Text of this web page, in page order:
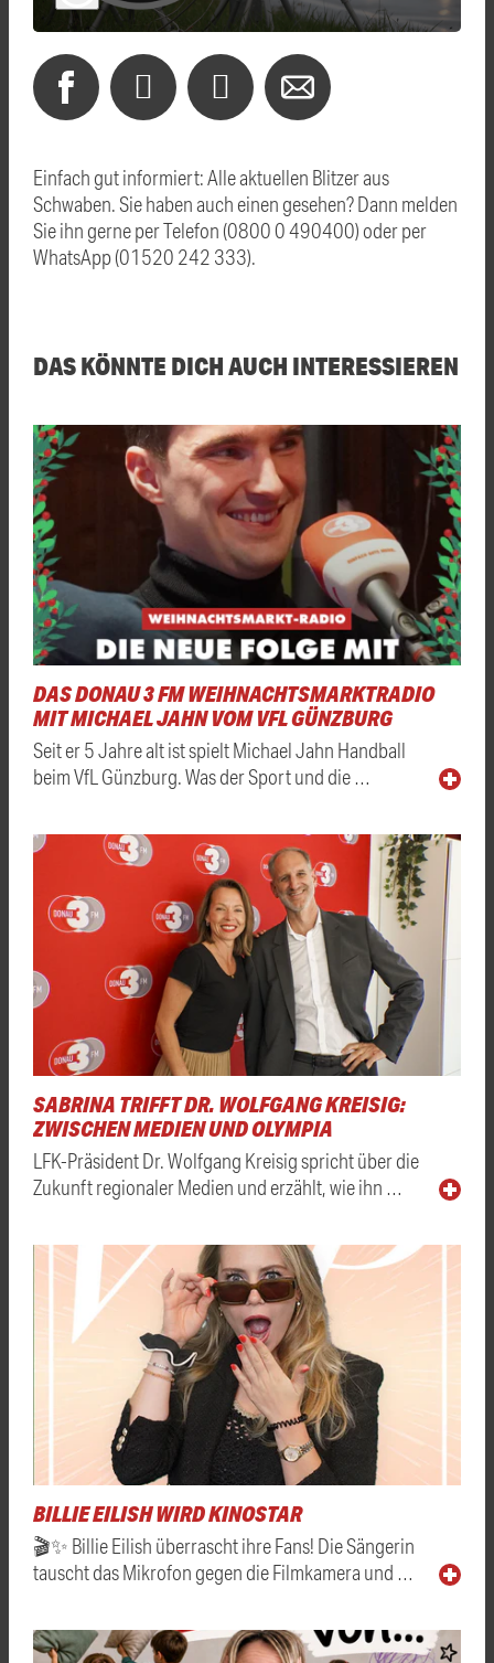
Einfach gut informiert: Alle aktuellen Blitzer aus
Schwaben. Sie haben auch einen gesehen? Dann melden
Sie ihn gerne per Telefon (0800 0 490400) oder per
WhatsApp (01520 242 333).
DAS KÖNNTE DICH AUCH INTERESSIEREN
DAS DONAU 3 FM WEIHNACHTSMARKTRADIO
MIT MICHAEL JAHN VOM VFL GÜNZBURG
Seit er 5 Jahre alt ist spielt Michael Jahn Handball
beim VfL Günzburg. Was der Sport und die …
SABRINA TRIFFT DR. WOLFGANG KREISIG:
ZWISCHEN MEDIEN UND OLYMPIA
LFK-Präsident Dr. Wolfgang Kreisig spricht über die
Zukunft regionaler Medien und erzählt, wie ihn …
BILLIE EILISH WIRD KINOSTAR
🎬✨ Billie Eilish überrascht ihre Fans! Die Sängerin
tauscht das Mikrofon gegen die Filmkamera und …